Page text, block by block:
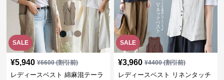
SALE
¥5,940 ¥6600(割引前)
レディースベスト 綿麻混テーラ
SALE
¥3,960 ¥4400(割引前)
レディースベスト リネンタッチ